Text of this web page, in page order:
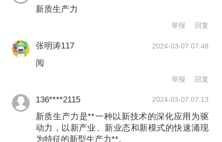
应。”
公司的核心产品或技术正在相关领域推
动实现进口替代，3成公司的产品或在研
项目在行业内具有首创性，超6成公司入
选国家级“专精特新”小巨人和制造业“单
项冠军”。
新质生产力
举报 回复
张明涛117 2024-03-07 07:48
阅
举报 回复
136****2115 2024-03-07 07:13
新质生产力是**一种以新技术的深化应用为驱
动力，以新产业、新业态和新模式的快速涌现
为特征的新型生产力**。